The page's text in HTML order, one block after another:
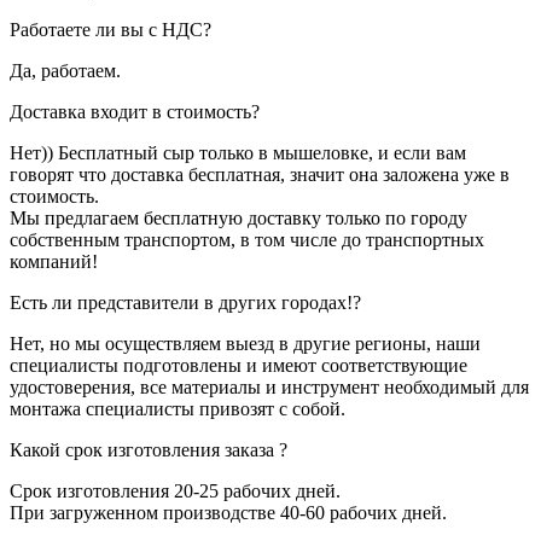
Работаете ли вы с НДС?
Да, работаем.
Доставка входит в стоимость?
Нет)) Бесплатный сыр только в мышеловке, и если вам
говорят что доставка бесплатная, значит она заложена уже в
стоимость.
Мы предлагаем бесплатную доставку только по городу
собственным транспортом, в том числе до транспортных
компаний!
Есть ли представители в других городах!?
Нет, но мы осуществляем выезд в другие регионы, наши
специалисты подготовлены и имеют соответствующие
удостоверения, все материалы и инструмент необходимый для
монтажа специалисты привозят с собой.
Какой срок изготовления заказа ?
Срок изготовления 20-25 рабочих дней.
При загруженном производстве 40-60 рабочих дней.